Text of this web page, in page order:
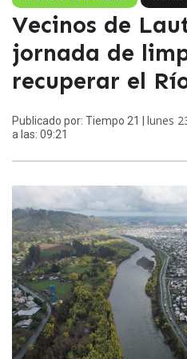
Vecinos de
jornada de
recuperar el
Publicado por: Tiempo 21 | lunes
a las: 09:21